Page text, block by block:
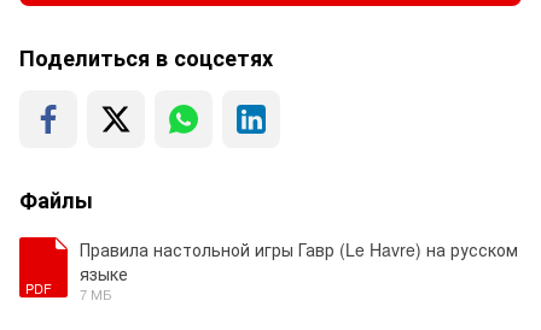
Поделиться в соцсетях
Файлы
PDF
Правила настольной игры Гавр (Le Havre) на русском
языке
7 МБ